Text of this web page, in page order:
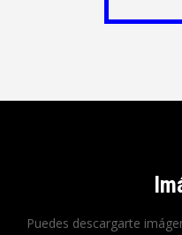
Puedes descargarte